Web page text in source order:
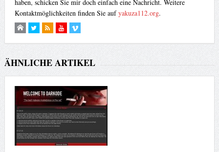
haben, schicken Sie mir doch einfach eine Nachricht. Weitere
Kontaktmöglichkeiten finden Sie aufyakuza112.org.
ÄHNLICHE ARTIKEL